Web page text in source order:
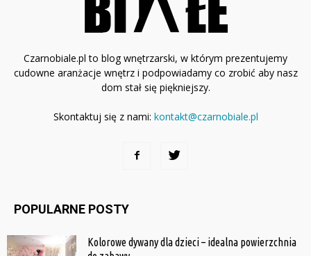
Czarnobiale.pl to blog wnętrzarski, w którym prezentujemy
cudowne aranżacje wnętrz i podpowiadamy co zrobić aby nasz
dom stał się piękniejszy.
Skontaktuj się z nami: kontakt@czarnobiale.pl
POPULARNE POSTY
Kolorowe dywany dla dzieci – idealna powierzchnia